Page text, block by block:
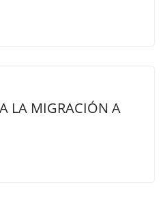
LA MIGRACIÓN A